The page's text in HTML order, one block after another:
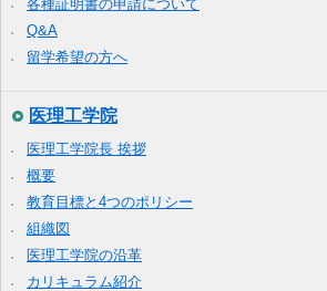
各種証明書の申請について
Q&A
留学希望の方へ
医理工学院
医理工学院長 挨拶
概要
教育目標と4つのポリシー
組織図
医理工学院の沿革
カリキュラム紹介